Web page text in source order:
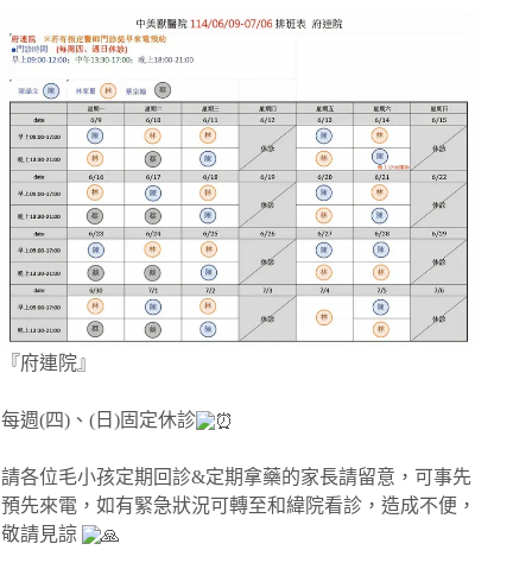
『府連院』
每週(四)、(日)固定休診
請各位毛小孩定期回診&定期拿藥的家長請留意，可事先
預先來電，如有緊急狀況可轉至和緯院看診，造成不便，
敬請見諒